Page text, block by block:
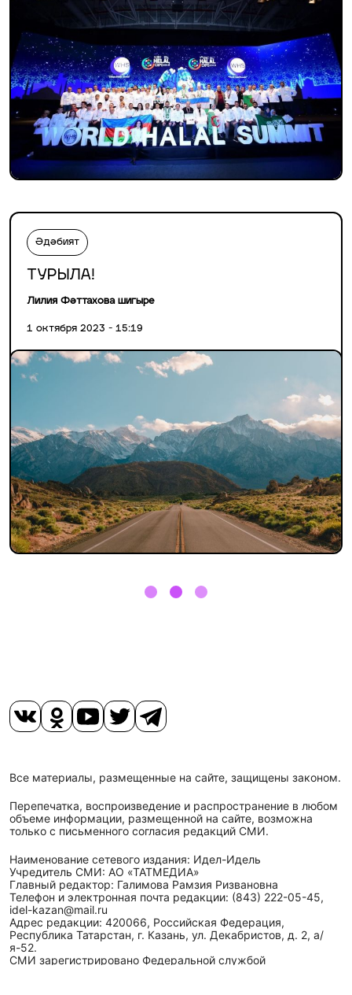
Әдәбият
ТУРЫЛА!
Лилия Фәттахова шигыре
1 октября 2023 - 15:19
Все материалы, размещенные на сайте, защищены законом.
Перепечатка, воспроизведение и распространение в любом
объеме информации, размещенной на сайте, возможна
только с письменного согласия редакций СМИ.
Наименование сетевого издания: Идел-Идель
Учредитель СМИ: АО «ТАТМЕДИА»
Главный редактор: Галимова Рамзия Ризвановна
Телефон и электронная почта редакции: (843) 222-05-45,
idel-kazan@mail.ru
Адрес редакции: 420066, Российская Федерация,
Республика Татарстан, г. Казань, ул. Декабристов, д. 2, а/
я-52.
СМИ зарегистрировано Федеральной службой